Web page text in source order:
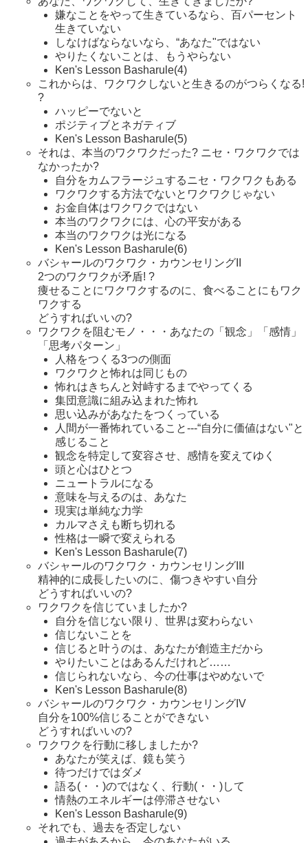
嫌なことをやって生きているなら、百パーセント
生きていない
しなけばならないなら、“あなた"ではない
やりたくないことは、もうやらない
Ken's Lesson Basharule(4)
これからは、ワクワクしないと生きるのがつらくなる!
?
ハッピーでないと
ポジティブとネガティブ
Ken's Lesson Basharule(5)
それは、本当のワクワクだった? ニセ・ワクワクでは
なかったか?
自分をカムフラージュするニセ・ワクワクもある
ワクワクする方法でないとワクワクじゃない
お金自体はワクワクではない
本当のワクワクには、心の平安がある
本当のワクワクは光になる
Ken's Lesson Basharule(6)
バシャールのワクワク・カウンセリングII
2つのワクワクが矛盾! ?
痩せることにワクワクするのに、食べることにもワク
ワクする
どうすればいいの?
ワクワクを阻むモノ・・・あなたの「観念」「感情」
「思考パターン」
人格をつくる3つの側面
ワクワクと怖れは同じもの
怖れはきちんと対峙するまでやってくる
集団意識に組み込まれた怖れ
思い込みがあなたをつくっている
人間が一番怖れていること---“自分に価値はない"と
感じること
観念を特定して変容させ、感情を変えてゆく
頭と心はひとつ
ニュートラルになる
意味を与えるのは、あなた
現実は単純な力学
カルマさえも断ち切れる
性格は一瞬で変えられる
Ken's Lesson Basharule(7)
バシャールのワクワク・カウンセリングIII
精神的に成長したいのに、傷つきやすい自分
どうすればいいの?
ワクワクを信じていましたか?
自分を信じない限り、世界は変わらない
信じないことを
信じると叶うのは、あなたが創造主だから
やりたいことはあるんだけれど……
信じられないなら、今の仕事はやめないで
Ken's Lesson Basharule(8)
バシャールのワクワク・カウンセリングIV
自分を100%信じることができない
どうすればいいの?
ワクワクを行動に移しましたか?
あなたが笑えば、鏡も笑う
待つだけではダメ
語る(・・)のではなく、行動(・・)して
情熱のエネルギーは停滞させない
Ken's Lesson Basharule(9)
それでも、過去を否定しない